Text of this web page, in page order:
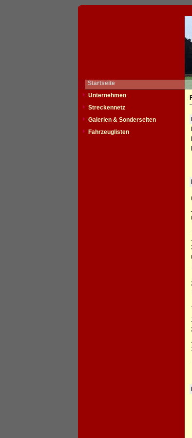
Startseite
Unternehmen
Streckennetz
Galerien & Sonderseiten
Fahrzeuglisten